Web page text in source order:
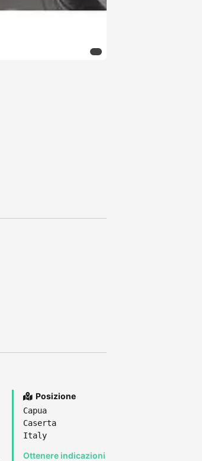
Posizione
Capua
Caserta
Italy
Ottenere indicazioni